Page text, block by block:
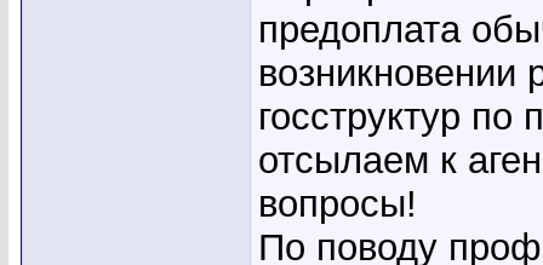
предоплата
возникновении
госструктур по
отсылаем к
вопросы!
По поводу